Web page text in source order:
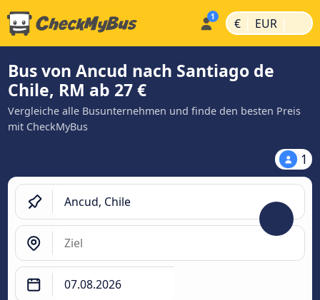
€ | EUR |
Bus von Ancud nach Santiago de
Chile, RM ab 27 €
Vergleiche alle Busunternehmen und finde den besten Preis
mit CheckMyBus
1